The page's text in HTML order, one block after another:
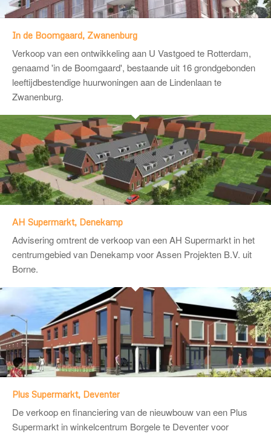
In de Boomgaard, Zwanenburg
Verkoop van een ontwikkeling aan U Vastgoedte Rotterdam,
genaamd 'in de Boomgaard', bestaande uit 16 grondgebonden
leeftijdbestendige huurwoningen aan de Lindenlaan te
Zwanenburg.
AH Supermarkt, Denekamp
Advisering omtrent de verkoop van een AH Supermarkt in het
centrumgebied van Denekamp voorAssen Projekten B.V. uit
Borne.
Plus Supermarkt, Deventer
De verkoop en financiering van de nieuwbouw van een Plus
Supermarkt in winkelcentrum Borgele te Deventer voor